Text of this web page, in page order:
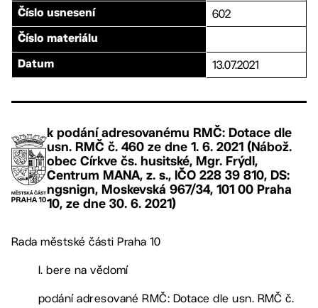
Číslo usnesení 602
Číslo materiálu
Datum 13.07.2021
k podání adresovanému RMČ: Dotace dle
usn. RMČ č. 460 ze dne 1. 6. 2021 (Nábož.
obec Církve čs. husitské, Mgr. Frýdl,
Centrum MANA, z. s., IČO 228 39 810, DS:
ngsnign, Moskevská 967/34, 101 00 Praha
10, ze dne 30. 6. 2021)
Rada městské části Praha 10
I. bere na vědomí
podání adresované RMČ: Dotace dle usn. RMČ č.